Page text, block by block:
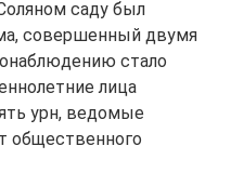
саду был
совершенный двумя
стало
лица
урн, ведомые
общественного